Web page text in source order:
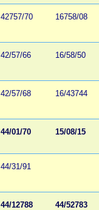
42757/70 16758/08
42/57/66 16/58/50
42/57/68 16/43744
44/01/70 15/08/15
44/31/91
44/12788 44/52783